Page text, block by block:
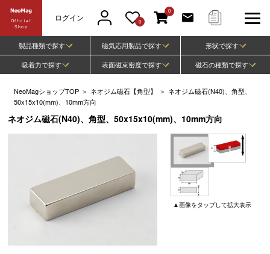
Official
Shop
ログイン 0
0
製品種類で探す 磁気応用製品で探す
形状で探す
吸着力で探す
表面磁束密度で探す 磁石の種類で探す
NeoMagショップTOP ＞ ネオジム磁石【角型】 ＞ ネオジム磁石(N40)、角型、
50x15x10(mm)、10mm方向
ネオジム磁石(N40)、角型、50x15x10(mm)、10mm方向
▲画像をタップして拡大表示